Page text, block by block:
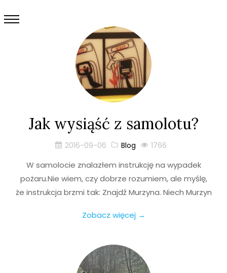
Jak wysiąść z samolotu?
2016-09-06 Blog 1766
W samolocie znalazłem instrukcję na wypadek
pożaru.Nie wiem, czy dobrze rozumiem, ale myślę,
że instrukcja brzmi tak: Znajdź Murzyna. Niech Murzyn
Zobacz więcej →